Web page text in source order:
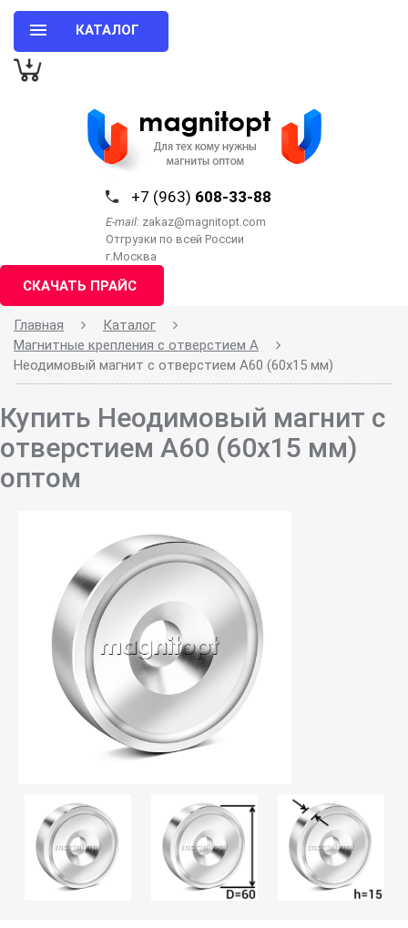
КАТАЛОГ
+7 (963) 608-33-88
E-mail: zakaz@magnitopt.com
Отгрузки по всей России
г.Москва
СКАЧАТЬ ПРАЙС
Главная
Каталог
Магнитные крепления с отверстием А
Неодимовый магнит с отверстием A60 (60х15 мм)
Купить Неодимовый магнит с
отверстием A60 (60х15 мм)
оптом